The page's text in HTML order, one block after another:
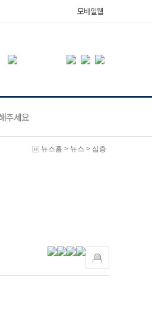
모바일웹
뉴스홈 > 뉴스 > 심층